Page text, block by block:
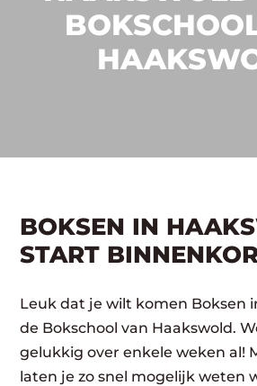
BOKSEN IN
START
Leuk dat je wilt komen Boksen
de Bokschool van Haakswold.
gelukkig over enkele weken al!
laten je zo snel mogelijk weten